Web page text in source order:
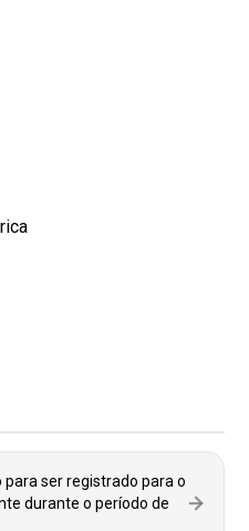
para ser registrado para o
durante o período de